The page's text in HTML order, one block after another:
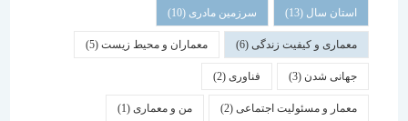
استان سال(13) سرزمین مادری(10)
معماری و کیفیت زندگی(6) معماران و محیط زیست(5)
جهانی شدن(3) فناوری (2)
معمار و مسئولیت اجتماعی (2) من و معماری (1)